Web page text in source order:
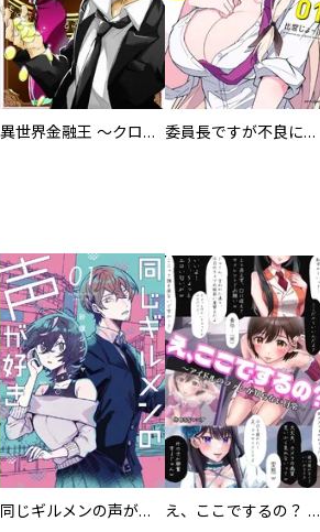
異世界金融王 ～クローネ・ゴルディオンの覇道～ 委員長ですが不良になるほど恋してます！
同じギルメンの声が好き え、ここでするの？ アイドルのファンが知らない日常